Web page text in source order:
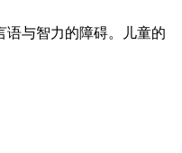
语与智力的障碍。儿童的